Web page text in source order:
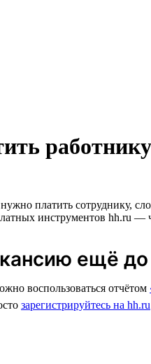
работнику
платить сотруднику,
инструментов hh.ru —
ещё
воспользоваться отчётом
зарегистрируйтесь на hh.ru